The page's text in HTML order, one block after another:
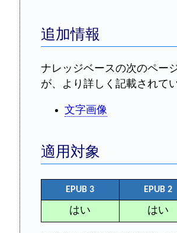
追加情報
ナレッジベースの次のペー
が、より詳しく記載されて
文字画像
適用対象
EPUB 3 EPUB 2
はい はい